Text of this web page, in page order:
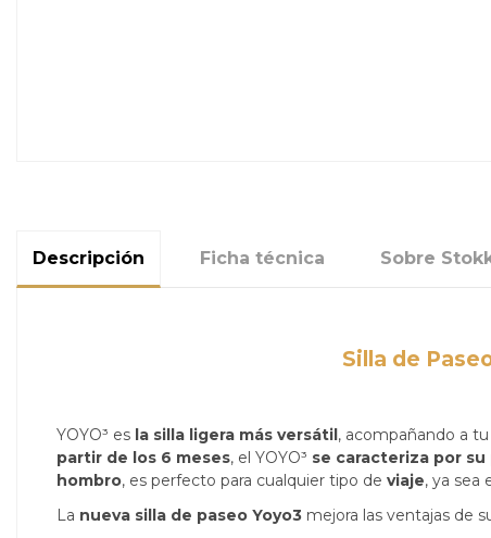
Descripción Ficha técnica Sobre
Silla de
YOYO³ es la silla ligera más versátil, acompañando a
partir de los 6 meses, el YOYO³ se caracteriza por
hombro, es perfecto para cualquier tipo de viaje, ya sea
La nueva silla de paseo Yoyo3 mejora las ventajas de